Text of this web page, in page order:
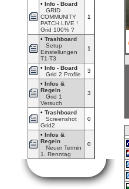
• Info - Board
GRID
COMMUNITY
PATCH LIVE !
Grid 100% ?
1
• Trashboard
Setup
Einstellungen
T1-T3
1
• Info - Board
Grid 2 Profile
3
• Infos &
Regeln
Grid 1
Versuch
3
• Trashboard
Screenshot
Grid2
0
• Infos &
Regeln
Neuer Termin
1. Renntag
0